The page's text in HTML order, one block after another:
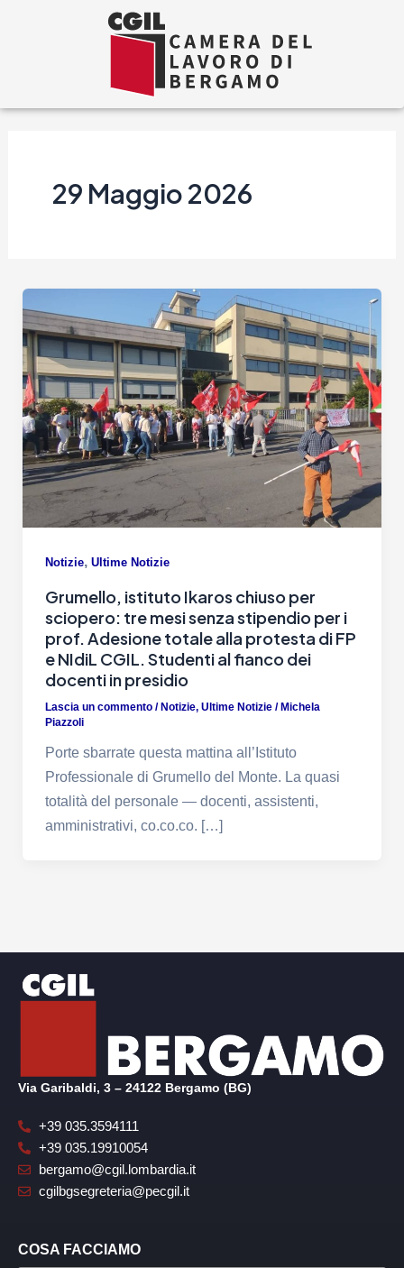
29 Maggio 2026
Notizie, Ultime Notizie
Grumello, istituto Ikaros chiuso per
sciopero: tre mesi senza stipendio per i
prof. Adesione totale alla protesta di FP
e NIdiL CGIL. Studenti al fianco dei
docenti in presidio
Lascia un commento /Notizie, Ultime Notizie/Michela
Piazzoli
Porte sbarrate questa mattina all’Istituto
Professionale di Grumello del Monte. La quasi
totalità del personale — docenti, assistenti,
amministrativi, co.co.co. […]
Via Garibaldi, 3 – 24122 Bergamo (BG)
+39 035.3594111
+39 035.19910054
bergamo@cgil.lombardia.it
cgilbgsegreteria@pecgil.it
COSA FACCIAMO